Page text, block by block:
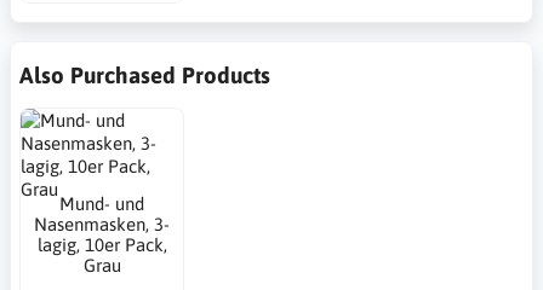
Also Purchased Products
Mund- und
Nasenmasken, 3-
lagig, 10er Pack,
Grau